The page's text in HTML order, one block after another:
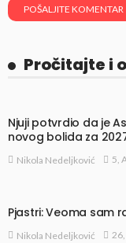
Pročitajte i
Njuji potvrdio da je
novog bolida za
Nikola Nedeljković 5,
Pjastri: Veoma sam
Nikola Nedeljković